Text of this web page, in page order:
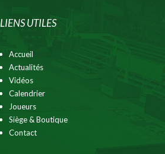
LIENS UTILES
Accueil
Actualités
Vidéos
Calendrier
Joueurs
Siège & Boutique
Contact